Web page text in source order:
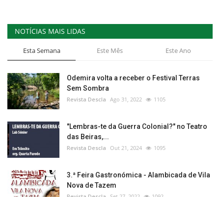
NOTÍCIAS MAIS LIDAS
Esta Semana Este Mês Este Ano
Odemira volta a receber o Festival Terras
Sem Sombra
Revista Descla Ago 31, 2022 1105
"Lembras-te da Guerra Colonial?" no Teatro
das Beiras,...
Revista Descla Out 21, 2024 1095
3.ª Feira Gastronómica - Alambicada de Vila
Nova de Tazem